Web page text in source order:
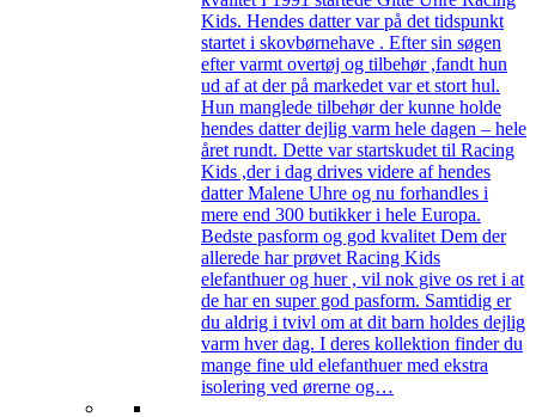
Kids. Hendes datter var på det tidspunkt
startet i skovbørnehave . Efter sin søgen
efter varmt overtøj og tilbehør ,fandt hun
ud af at der på markedet var et stort hul.
Hun manglede tilbehør der kunne holde
hendes datter dejlig varm hele dagen – hele
året rundt. Dette var startskudet til Racing
Kids ,der i dag drives videre af hendes
datter Malene Uhre og nu forhandles i
mere end 300 butikker i hele Europa.
Bedste pasform og god kvalitet Dem der
allerede har prøvet Racing Kids
elefanthuer og huer , vil nok give os ret i at
de har en super god pasform. Samtidig er
du aldrig i tvivl om at dit barn holdes dejlig
varm hver dag. I deres kollektion finder du
mange fine uld elefanthuer med ekstra
isolering ved ørerne og…